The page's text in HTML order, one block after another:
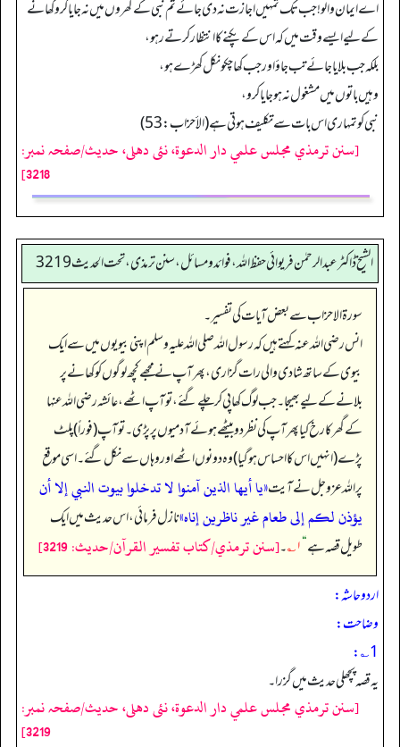
اے ایمان والو! جب تک تمہیں اجازت نہ دی جائے تم نبی کے گھروں میں نہ جایا کرو کھانے
کے لیے ایسے وقت میں کہ اس کے پکنے کا انتظارکرتے رہو،
بلکہ جب بلایا جائے تب جاؤ اور جب کھا چکو نکل کھڑے ہو،
وہیں باتوں میں مشغول نہ ہو جایا کرو،
نبی کو تمہاری اس بات سے تکلیف ہوتی ہے (الأحزاب: 53)
[سنن ترمذي مجلس علمي دار الدعوة، نئى دهلى، حدیث/صفحہ نمبر:
3218]
الشیخ ڈاکٹر عبد الرحمٰن فریوائی حفظ اللہ، فوائد و مسائل، سنن ترمذی، تحت الحديث 3219
سورۃ الاحزاب سے بعض آیات کی تفسیر۔
انس رضی الله عنہ کہتے ہیں کہ رسول اللہ صلی اللہ علیہ وسلم اپنی بیویوں میں سے ایک
بیوی کے ساتھ شادی والی رات گزاری، پھر آپ نے مجھے کچھ لوگوں کو کھانے پر
بلانے کے لیے بھیجا۔ جب لوگ کھا پی کر چلے گئے، تو آپ اٹھے، عائشہ رضی الله عنہا
کے گھر کا رخ کیا پھر آپ کی نظر دو بیٹھے ہوئے آدمیوں پر پڑی۔ تو آپ (فوراً) پلٹ
پڑے (انہیں اس کا احساس ہو گیا) وہ دونوں اٹھے اور وہاں سے نکل گئے۔ اسی موقع
پر اللہ عزوجل نے آیت«يا أيها الذين آمنوا لا تدخلوا بيوت النبي إلا أن
يؤذن لكم إلى طعام غير ناظرين إناه»نازل فرمائی، اس حدیث میں ایک
طویل قصہ ہے“۱؎ ۔[سنن ترمذي/كتاب تفسير القرآن/حدیث: 3219]
اردو حاشہ:
وضاحت:
1؎:
یہ قصہ پچھلی حدیث میں گزرا۔
[سنن ترمذي مجلس علمي دار الدعوة، نئى دهلى، حدیث/صفحہ نمبر:
3219]